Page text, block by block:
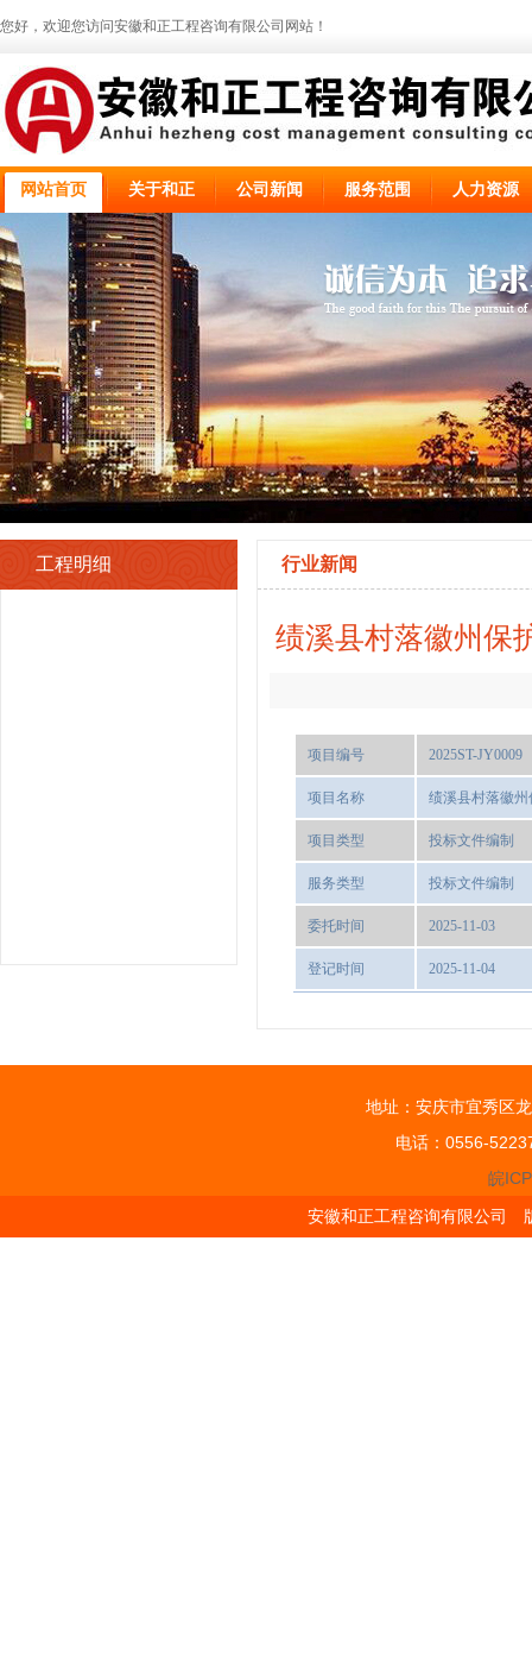
您好，欢迎您访问安徽和正工程咨询有限公司网站！
网站首页 关于和正 公司新闻 服务范围 人力资源
工程明细 行业新闻
绩溪县村落徽州保
项目编号 2025ST-JY0009
项目名称 绩溪县村落徽
项目类型 投标文件编制
服务类型 投标文件编制
委托时间 2025-11-03
登记时间 2025-11-04
地址：安庆市宜秀区
电话：0556-
皖
安徽和正工程咨询有限公司